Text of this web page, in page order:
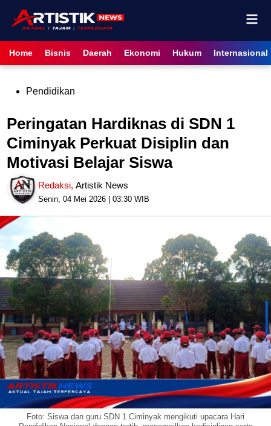
content
Home Bisnis Daerah Ekonomi Hukum Internasional
PostedPendidikan
Peringatan Hardiknas di SDN 1
Ciminyak Perkuat Disiplin dan
Motivasi Belajar Siswa
Redaksi,Artistik News
Senin, 04 Mei 2026 | 03:30 WIB
Foto: Siswa dan guru SDN 1 Ciminyak mengikuti upacara Hari